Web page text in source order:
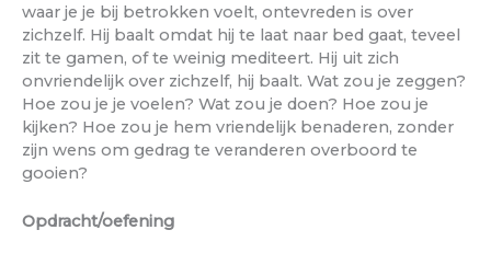
waar je je bij betrokken voelt, ontevreden is over
zichzelf. Hij baalt omdat hij te laat naar bed gaat, teveel
zit te gamen, of te weinig mediteert. Hij uit zich
onvriendelijk over zichzelf, hij baalt. Wat zou je zeggen?
Hoe zou je je voelen? Wat zou je doen? Hoe zou je
kijken? Hoe zou je hem vriendelijk benaderen, zonder
zijn wens om gedrag te veranderen overboord te
gooien?
Opdracht/oefening